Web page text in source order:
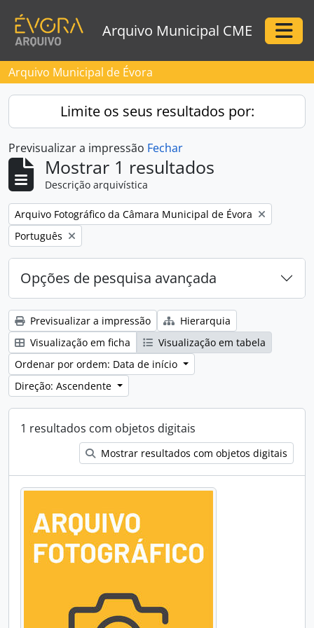
Arquivo Municipal CME
Arquivo Municipal de Évora
Limite os seus resultados por:
Previsualizar a impressão Fechar
Mostrar 1 resultados
Descrição arquivística
Remove filter:
Arquivo Fotográfico da Câmara Municipal de Évora
Remove filter:
Português
Opções de pesquisa avançada
Previsualizar a impressão
Hierarquia
Visualização em ficha
Visualização em tabela
Ordenar por ordem: Data de início
Direção: Ascendente
1 resultados com objetos digitais
Mostrar resultados com objetos digitais